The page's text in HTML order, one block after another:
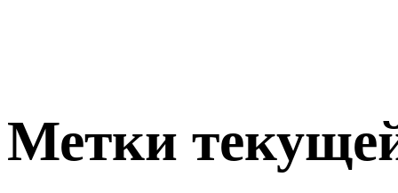
Метки